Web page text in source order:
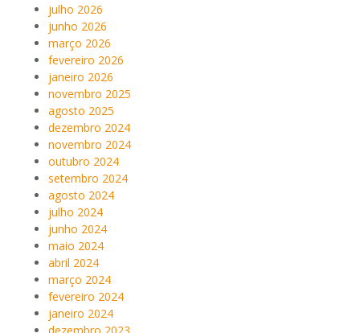
julho 2026
junho 2026
março 2026
fevereiro 2026
janeiro 2026
novembro 2025
agosto 2025
dezembro 2024
novembro 2024
outubro 2024
setembro 2024
agosto 2024
julho 2024
junho 2024
maio 2024
abril 2024
março 2024
fevereiro 2024
janeiro 2024
dezembro 2023